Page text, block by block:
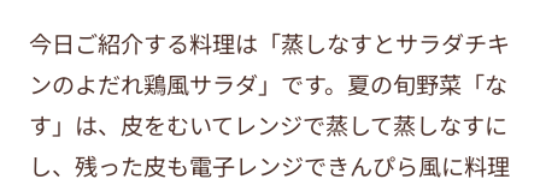
今日ご紹介する料理は「蒸しなすとサラダチキ
ンのよだれ鶏風サラダ」です。夏の旬野菜「な
す」は、皮をむいてレンジで蒸して蒸しなすに
し、残った皮も電子レンジできんぴら風に料理